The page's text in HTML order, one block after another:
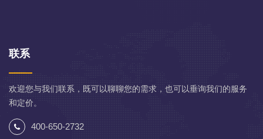
联系
欢迎您与我们联系，既可以聊聊您的需求，也可以垂询我们的服务
和定价。
400-650-2732